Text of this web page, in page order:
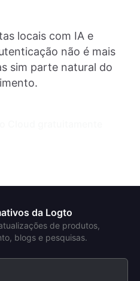
locais com IA e
não é mais
sim parte natural do
da Logto
de produtos,
blogs e pesquisas.